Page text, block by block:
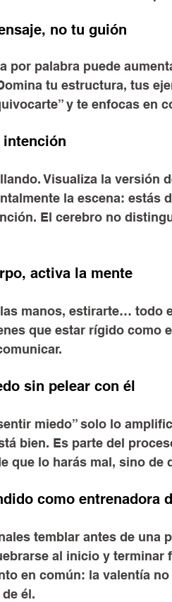
no tu guión
por palabra puede
tu estructura, tus
y te enfocas en
intención
Visualiza la versión
la escena: estás
El cerebro no
activa la mente
manos, estirarte… todo
que estar rígido como
sin pelear con él
miedo” solo lo
bien. Es parte del
que lo harás mal, sino de
como entrenadora
temblar antes de una
al inicio y terminar
en común: la valentía
él.